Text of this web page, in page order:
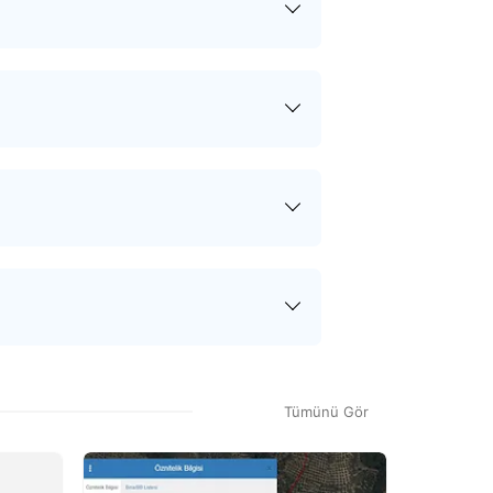
Devir sürecinin her adımında
Tümünü Gör
%11